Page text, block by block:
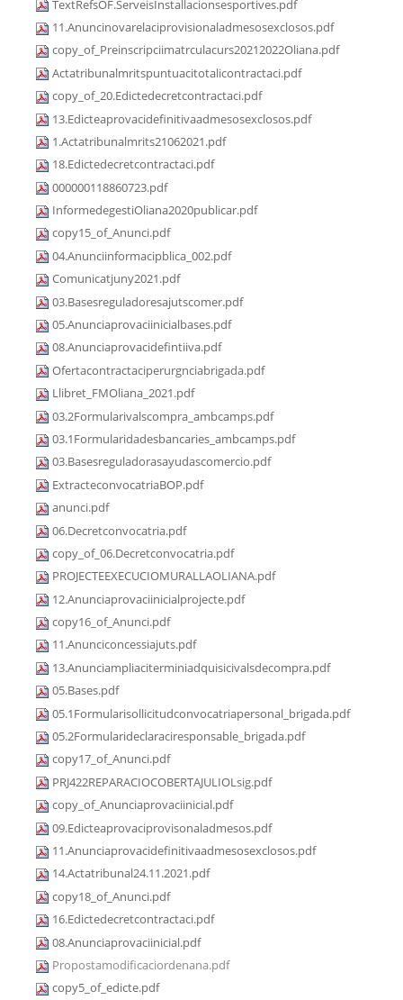
TextRefsOF.ServeisInstallacionsesportives.pdf
11.Anuncinovarelaciprovisionaladmesosexclosos.pdf
copy_of_Preinscripciimatrculacurs20212022Oliana.pdf
Actatribunalmritspuntuacitotalicontractaci.pdf
copy_of_20.Edictedecretcontractaci.pdf
13.Edicteaprovacidefinitivaadmesosexclosos.pdf
1.Actatribunalmrits21062021.pdf
18.Edictedecretcontractaci.pdf
000000118860723.pdf
InformedegestiOliana2020publicar.pdf
copy15_of_Anunci.pdf
04.Anunciinformacipblica_002.pdf
Comunicatjuny2021.pdf
03.Basesreguladoresajutscomer.pdf
05.Anunciaprovaciinicialbases.pdf
08.Anunciaprovacidefintiiva.pdf
Ofertacontractaciperurgnciabrigada.pdf
Llibret_FMOliana_2021.pdf
03.2Formularivalscompra_ambcamps.pdf
03.1Formularidadesbancaries_ambcamps.pdf
03.Basesreguladorasayudascomercio.pdf
ExtracteconvocatriaBOP.pdf
anunci.pdf
06.Decretconvocatria.pdf
copy_of_06.Decretconvocatria.pdf
PROJECTEEXECUCIOMURALLAOLIANA.pdf
12.Anunciaprovaciinicialprojecte.pdf
copy16_of_Anunci.pdf
11.Anunciconcessiajuts.pdf
13.Anunciampliaciterminiadquisicivalsdecompra.pdf
05.Bases.pdf
05.1Formularisollicitudconvocatriapersonal_brigada.pdf
05.2Formularideclaraciresponsable_brigada.pdf
copy17_of_Anunci.pdf
PRJ422REPARACIOCOBERTAJULIOLsig.pdf
copy_of_Anunciaprovaciinicial.pdf
09.Edicteaprovaciprovisonaladmesos.pdf
11.Anunciaprovacidefinitivaadmesosexclosos.pdf
14.Actatribunal24.11.2021.pdf
copy18_of_Anunci.pdf
16.Edictedecretcontractaci.pdf
08.Anunciaprovaciinicial.pdf
Propostamodificaciordenana.pdf
copy5_of_edicte.pdf